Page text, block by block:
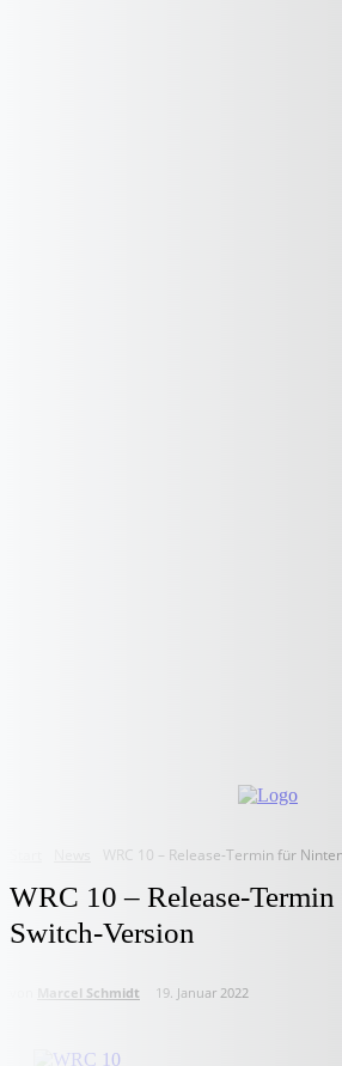
WRC 10 – Release-Termin für
WRC 10 – Release-
Switch-Version
Marcel Schmidt 19. Januar 2022